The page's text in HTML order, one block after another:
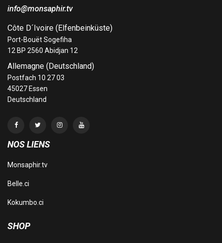
info@monsaphir.tv
Côte D´Ivoire (Elfenbeinküste)
Port-Bouët Sogefiha
12 BP 2560 Abidjan 12
Allemagne (Deutschland)
Postfach 10 27 03
45027 Essen
Deutschland
NOS LIENS
Monsaphir.tv
Belle.ci
Kokumbo.ci
SHOP